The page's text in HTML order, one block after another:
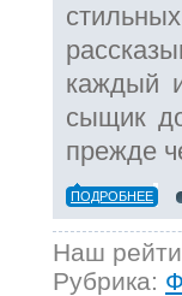
каждый
сыщик
прежде
ПОДРОБНЕЕ
Наш
Рубрика: